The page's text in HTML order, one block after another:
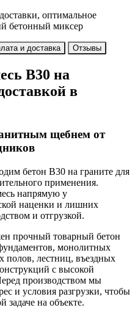
оптимальное
бетонный миксер
и доставка Отзывы
В30 на
в
щебнем от
бетон В30 на граните для
применения.
напрямую у
наценки и лишних
и отгрузкой.
прочный товарный бетон
монолитных
полов, лестниц, въездных
с высокой
производством мы
и условия разгрузки, чтобы
задаче на объекте.